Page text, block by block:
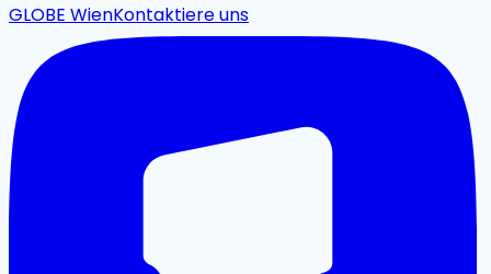
GLOBE WienKontaktiere uns